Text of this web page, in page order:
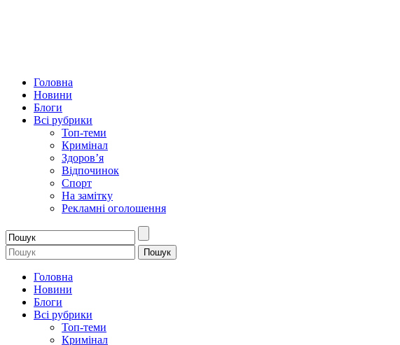
Головна
Новини
Блоги
Всі рубрики
Топ-теми
Кримінал
Здоров’я
Відпочинок
Спорт
На замітку
Рекламні оголошення
Головна
Новини
Блоги
Всі рубрики
Топ-теми
Кримінал